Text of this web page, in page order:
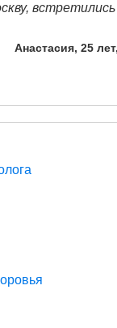
встретились
Анастасия, 25